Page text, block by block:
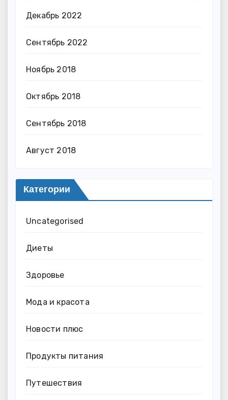
Декабрь 2022
Сентябрь 2022
Ноябрь 2018
Октябрь 2018
Сентябрь 2018
Август 2018
Категории
Uncategorised
Диеты
Здоровье
Мода и красота
Новости плюс
Продукты питания
Путешествия